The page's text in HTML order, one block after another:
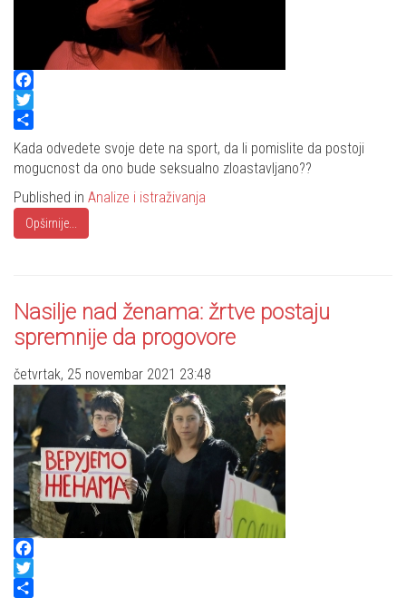
Facebook
Twitter
Share
Kada odvedete svoje dete na sport, da li pomislite da postoji
mogucnost da ono bude seksualno zloastavljano??
Published in Analize i istraživanja
Opširnije...
Nasilje nad ženama: žrtve postaju
spremnije da progovore
četvrtak, 25 novembar 2021 23:48
Facebook
Twitter